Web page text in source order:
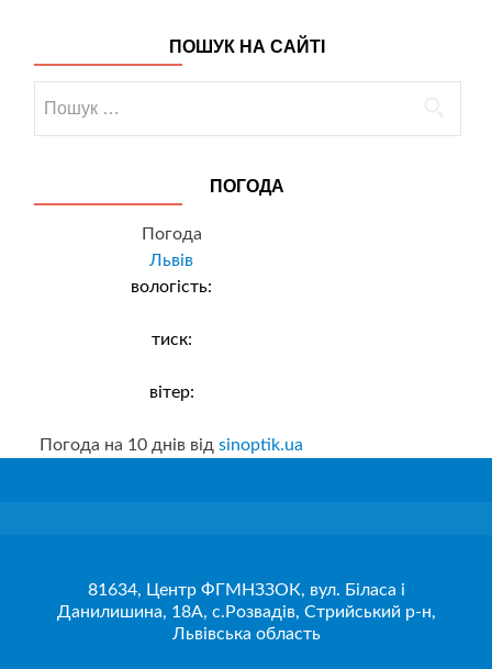
ПОШУК НА САЙТІ
ПОГОДА
Погода
Львів
вологість:
тиск:
вітер:
Погода на 10 днів від sinoptik.ua
81634, Центр ФГМНЗЗОК, вул. Біласа і
Данилишина, 18А, с.Розвадів, Стрийський р-н,
Львівська область